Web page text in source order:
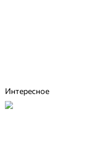
Интересное